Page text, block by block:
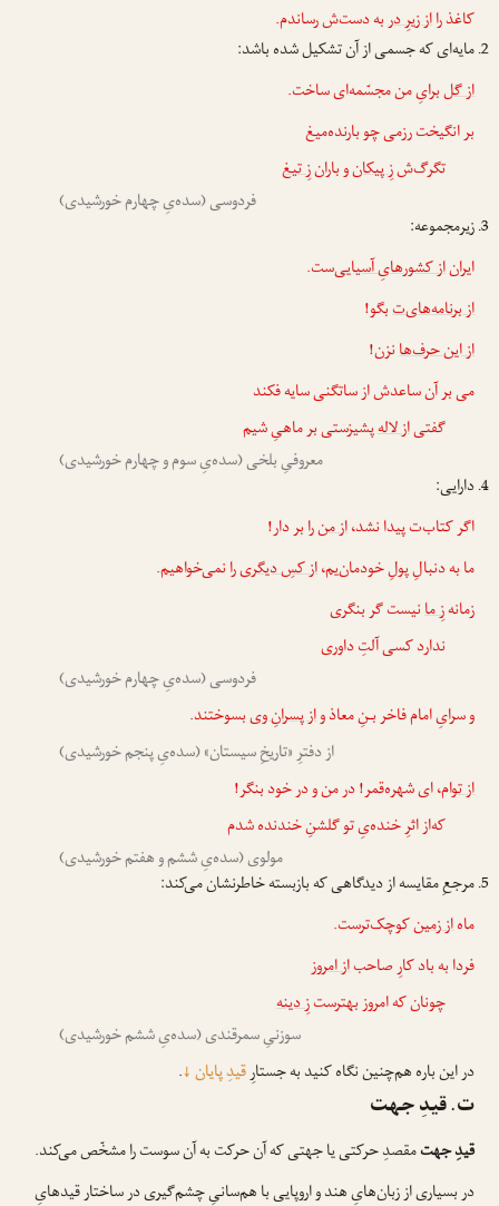
کاغذ رااز زیرِ دربه دست‌ش رساندم.
مایه‌ای که جسمی از آن تشکیل شده باشد:
از گلبرایِ من مجسّمه‌ای ساخت.
بر انگیخت رزمی چو بارنده‌میغ
تگرگ‌شزِ پیکانو بارانزِ تیغ
فردوسی (سده‌یِ چهارم خورشیدی)
زیرمجموعه:
ایراناز کشورهایِ آسیایی‌ست.
از برنامه‌های‌تبگو!
از این حرف‌هانزن!
می بر آن ساعدش از ساتگنی سایه فکند
گفتیاز لالهپشیزستی بر ماهیِ شیم
معروفیِ بلخی (سده‌یِ سوم و چهارم خورشیدی)
دارایی:
اگر کتاب‌ت پیدا نشد،از منرا بر دار!
ما به دنبالِ پولِ خودمان‌یم،از کسِ دیگریرا نمی‌خواهیم.
زمانهزِ مانیست گر بنگری
ندارد کسی آلتِ داوری
فردوسی (سده‌یِ چهارم خورشیدی)
و سرایِ امام فاخر بـنِ معاذ واز پسرانِ ویبسوختند.
از دفترِ «تاریخِ سیستان» (سده‌یِ پنجم خورشیدی)
از توام، ای شهره‌قمر! در من و در خود بنگر!
که‌از اثرِ خنده‌یِ تو گلشنِ خندنده شدم
مولوی (سده‌یِ ششم و هفتم خورشیدی)
مرجعِ مقایسه از دیدگاهی که بازبسته خاطرنشان می‌کند:
ماهاز زمینکوچک‌ترست.
فردا به باد کارِ صاحباز امروز
چونان که امروز بهترستزِ دینه
سوزنیِ سمرقندی (سده‌یِ ششم خورشیدی)
در این باره هم‌چنین نگاه کنید به جستارِقیدِ پایان↓
.
ت. قیدِ جهت
قیدِ جهتمقصدِ حرکتی یا جهتی که آن حرکت به آن سوست را مشخّص می‌کند.
در بسیاری از زبان‌هایِ هند و اروپایی با هم‌سانیِ چشم‌گیری در ساختار قیدهایِ